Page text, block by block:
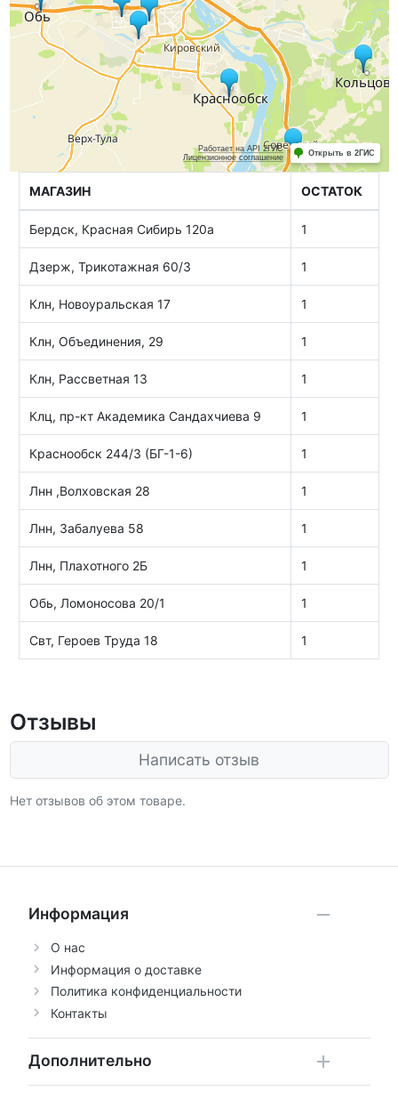
МАГАЗИН ОСТАТОК
Бердск, Красная Сибирь 120а 1
Дзерж, Трикотажная 60/3 1
Клн, Новоуральская 17 1
Клн, Объединения, 29 1
Клн, Рассветная 13 1
Клц, пр-кт Академика Сандахчиева 9 1
Краснообск 244/3 (БГ-1-6) 1
Лнн ,Волховская 28 1
Лнн, Забалуева 58 1
Лнн, Плахотного 2Б 1
Обь, Ломоносова 20/1 1
Свт, Героев Труда 18 1
Отзывы
Написать отзыв
Нет отзывов об этом товаре.
Информация
О нас
Информация о доставке
Политика конфиденциальности
Контакты
Дополнительно